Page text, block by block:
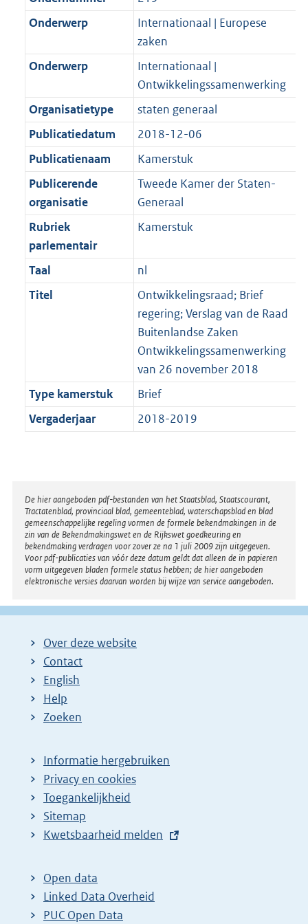
Onderwerp
Internationaal | Europese
zaken
Onderwerp
Internationaal |
Ontwikkelingssamenwerking
Organisatietype
staten generaal
Publicatiedatum
2018-12-06
Publicatienaam
Kamerstuk
Publicerende
organisatie
Tweede Kamer der Staten-
Generaal
Rubriek
parlementair
Kamerstuk
Taal
nl
Titel
Ontwikkelingsraad; Brief
regering; Verslag van de Raad
Buitenlandse Zaken
Ontwikkelingssamenwerking
van 26 november 2018
Type kamerstuk
Brief
Vergaderjaar
2018-2019
Disclaimer
De hier aangeboden pdf-bestanden van het Staatsblad, Staatscourant,
Tractatenblad, provinciaal blad, gemeenteblad, waterschapsblad en blad
gemeenschappelijke regeling vormen de formele bekendmakingen in de
zin van de Bekendmakingswet en de Rijkswet goedkeuring en
bekendmaking verdragen voor zover ze na 1 juli 2009 zijn uitgegeven.
Voor pdf-publicaties van vóór deze datum geldt dat alleen de in papieren
vorm uitgegeven bladen formele status hebben; de hier aangeboden
elektronische versies daarvan worden bij wijze van service aangeboden.
Over deze website
Contact
English
Help
Zoeken
Informatie hergebruiken
Privacy en cookies
Toegankelijkheid
Sitemap
E
t
e
r
Kwetsbaarheid melden
Open data
Linked Data Overheid
PUC Open Data